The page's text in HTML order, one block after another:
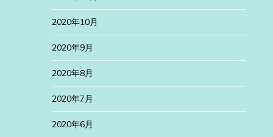
2020年10月
2020年9月
2020年8月
2020年7月
2020年6月